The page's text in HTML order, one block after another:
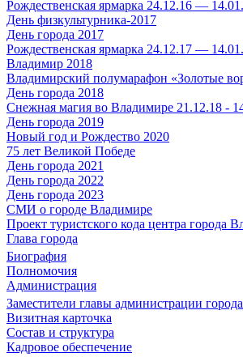
Рождественская ярмарка 24.12.16 —
День физкультурника-2017
День города 2017
Рождественская ярмарка 24.12.17 —
Владимир 2018
Владимирский полумарафон «Золотые
День города 2018
Снежная магия во Владимире 21.12.18 -
День города 2019
Новый год и Рождество 2020
75 лет Великой Победе
День города 2021
День города 2022
День города 2023
СМИ о городе Владимире
Проект туристского кода центра города
Глава города
Биография
Полномочия
Администрация
Заместители главы администрации города
Визитная карточка
Состав и структура
Кадровое обеспечение